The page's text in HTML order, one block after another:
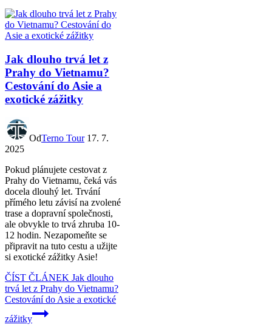
Jak dlouho trvá let z
Prahy do Vietnamu?
Cestování do Asie a
exotické zážitky
OdTerno Tour 17. 7.
2025
Pokud plánujete cestovat z
Prahy do Vietnamu, čeká vás
docela dlouhý let. Trvání
přímého letu závisí na zvolené
trase a dopravní společnosti,
ale obvykle to trvá zhruba 10-
12 hodin. Nezapomeňte se
připravit na tuto cestu a užijte
si exotické zážitky Asie!
ČÍST ČLÁNEK Jak dlouho
trvá let z Prahy do Vietnamu?
Cestování do Asie a exotické
zážitky